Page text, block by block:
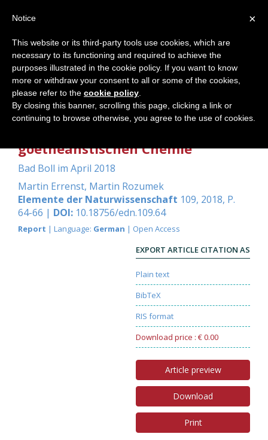
Arbeitstreffen zur
goetheanstischen Chemie
Bad Boll im April 2018
Martin Errenst, Martin Rozumek
Elemente der Naturwissenschaft 109, 2018, P.
64-66 | DOI: 10.18756/edn.109.64
Report | Language: German | Open Access
EXPORT ARTICLE CITATION AS
Plain text
BibTeX
RIS format
Download price : € 0.00
Article preview
Download
Print
×
Notice
This website or its third-party tools use cookies, which are
necessary to its functioning and required to achieve the
purposes illustrated in the cookie policy. If you want to know
more or withdraw your consent to all or some of the cookies,
please refer to the cookie policy
By closing this banner, scrolling this page, clicking a link or
continuing to browse otherwise, you agree to the use of cookies.